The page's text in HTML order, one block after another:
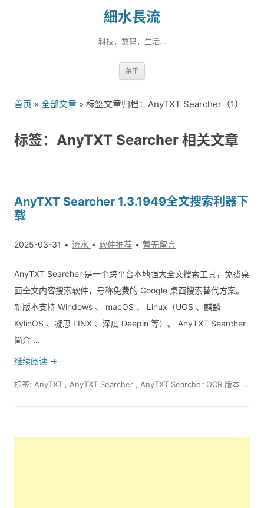
細水長流
科技，数码，生活…
菜单
到
首页 » 全部文章 » 标签文章归档：AnyTXT Searcher（1）
标签：AnyTXT Searcher 相关文章
AnyTXT Searcher 1.3.1949全文搜索利器下
载
2025-03-31 流水 软件推荐 暂无留言
AnyTXT Searcher 是一个跨平台本地强大全文搜索工具，免费桌
面全文内容搜索软件，号称免费的 Google 桌面搜索替代方案。
新版本支持 Windows 、 macOS 、 Linux（UOS 、麒麟
KylinOS 、凝思 LINX 、深度 Deepin 等）。 AnyTXT Searcher
简介 …
继续阅读 →
标签: AnyTXT AnyTXT Searcher AnyTXT Searcher OCR 版本 Full